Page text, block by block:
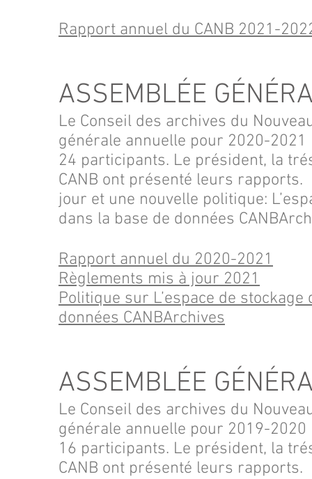
Rapport annuel du CANB 2021-
ASSEMBLÉE
Le Conseil des archives du
générale annuelle pour 2020-
24 participants. Le président, la
CANB ont présenté leurs
jour et une nouvelle politique:
dans la base de données
Rapport annuel du 2020-2021
Règlements mis à jour 2021
Politique sur L’espace de
données CANBArchives
ASSEMBLÉE
Le Conseil des archives du
générale annuelle pour 2019-
16 participants. Le président, la
CANB ont présenté leurs rapports.